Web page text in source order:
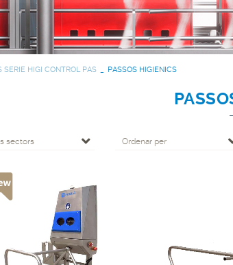
SERIE HIGI CONTROL PAS PASSOS HIGIENICS
sectors Ordenar per